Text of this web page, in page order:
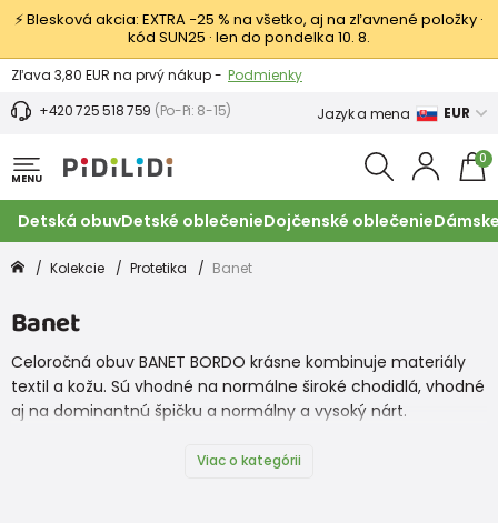
⚡ Blesková akcia: EXTRA −25 % na všetko, aj na zľavnené položky ·
kód SUN25 · len do pondelka 10. 8.
Výmena a vrátenie tovaru - Zobraziť
Zľava 3,80 EUR na prvý nákup - Podmienky
+420 725 518 759 (Po-Pi: 8-15) Jazyk a mena EUR
MENU
0
Detská obuvDetské oblečenieDojčenské oblečenie
Kolekcie Protetika Banet
Banet
Celoročná obuv BANET BORDO krásne kombinuje materiály
textil a kožu. Sú vhodné na normálne široké chodidlá, vhodné
aj na dominantnú špičku a normálny a vysoký nárt.
pre prsty. Podrážka je pružná, gumová, s jemným vzorom.
Viac o kategórii